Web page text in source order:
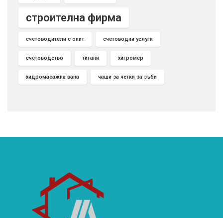
строителна фирма
счетоводители с опит счетоводни услуги
счетоводство тигани хигромер
хидромасажна вана чаши за четки за зъби